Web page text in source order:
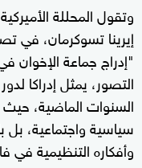
وتقول المحللة
إيرينا تسوكرمان، في
"إدراج جماعة الإخوان
التصور، يمثل إدراكا
السنوات الماضية، حيث
سياسية واجتماعية، بل
وأفكاره التنظيمية في